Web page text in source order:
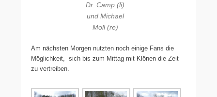
Dr. Camp (li)
und Michael
Moll (re)
Am nächsten Morgen nutzten noch einige Fans die
Möglichkeit, sich bis zum Mittag mit Klönen die Zeit
zu vertreiben.